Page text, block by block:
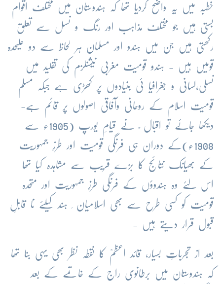
خطبہ میں یہ واضح کردیا تھا کہ ہندوستان میں مختلف اقوام
بستی ہیں جو مختلف مذاہب اور رنگ و نسل سے تعلق
رکھتی ہیں جن میں ہندو اور مسلمان ہر لحاظ سے دو علیحدہ
قومیں ہیں - ہندو قومیت مغربی نیشنلزم کی تقلید میں
نسلی،لسانی و جغرافیا ئی بنیادوں پر کھڑی ہے جبکہ مسلم
قومیت اسلام کے روحانی وآفاقی اصولوں پر قائم ہے-
دیکھا جائے تو اقبال ؒ نے قیامِ یورپ (1905ء سے
1908ء)کے دوران ہی فرنگی قومیت اور طرزِ جمہوریت
کے بھیانک نتائج کا بڑے قریب سے مشاہدہ کیا تھا
اس لئے وہ ہندوؤں کے فرنگی طرزِ جمہوریت اور متحدہ
قومیت کو کسی طرح سے بھی اسلامیان ِ ہند کیلئے نا قابلِ
قبول قرار دیتے ہیں -
بعد از تجرباتِ بسیار، قائد اعظمؒ کا نقطہ نظر بھی یہی بنا تھا
کہ ہندوستان میں برطانوی راج کے خاتمے کے بعد